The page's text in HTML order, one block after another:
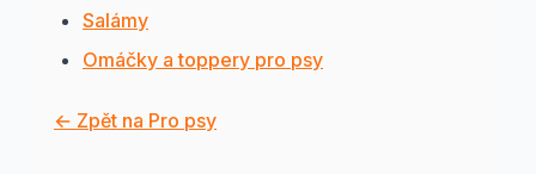
Salámy
Omáčky a toppery pro psy
← Zpět na Pro psy